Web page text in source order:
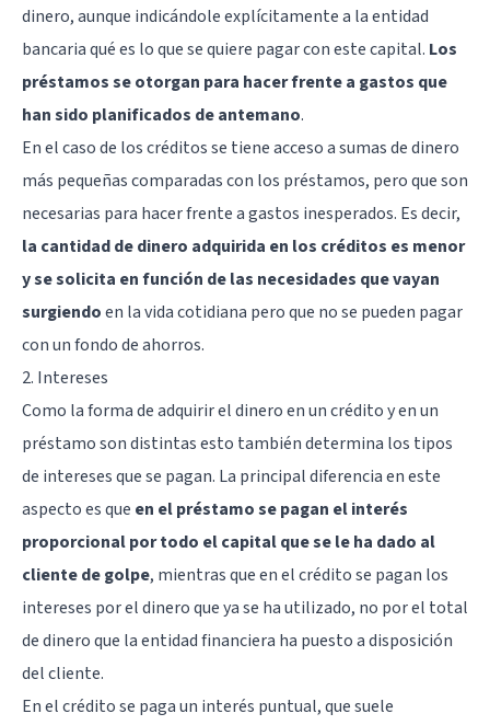
dinero, aunque indicándole explícitamente a la entidad
bancaria qué es lo que se quiere pagar con este capital. Los
préstamos se otorgan para hacer frente a gastos que
han sido planificados de antemano.
En el caso de los créditos se tiene acceso a sumas de dinero
más pequeñas comparadas con los préstamos, pero que son
necesarias para hacer frente a gastos inesperados. Es decir,
la cantidad de dinero adquirida en los créditos es menor
y se solicita en función de las necesidades que vayan
surgiendoen la vida cotidiana pero que no se pueden pagar
con un fondo de ahorros.
2. Intereses
Como la forma de adquirir el dinero en un crédito y en un
préstamo son distintas esto también determina los tipos
de intereses que se pagan. La principal diferencia en este
aspecto es que en el préstamo se pagan el interés
proporcional por todo el capital que se le ha dado al
cliente de golpe, mientras que en el crédito se pagan los
intereses por el dinero que ya se ha utilizado, no por el total
de dinero que la entidad financiera ha puesto a disposición
del cliente.
En el crédito se paga un interés puntual, que suele